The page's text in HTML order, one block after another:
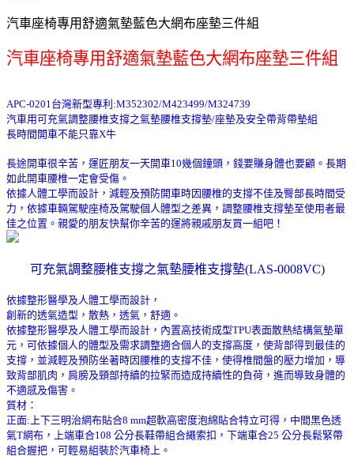
汽車座椅專用舒適氣墊藍色大網布座墊三件組
汽車座椅專用舒適氣墊藍色大網布座墊三件組
APC-0201台灣新型專利:M352302/M423499/M324739
汽車用可充氣調整腰椎支撐之氣墊腰椎支撐墊/座墊及安全帶背帶墊組
長時間開車不能只靠X牛
長途開車很辛苦，運匠朋友一天開車10幾個鐘頭，錢要賺身體也要顧。長期
如此開車腰椎一定會受傷。
依據人體工學而設計，減輕及預防開車時因腰椎的支撐不佳及臀部長時間受
力，依據車輛駕駛座椅及駕駛個人體型之差異，調整腰椎支撐墊至使用者最
佳之位置。親愛的朋友快幫你辛苦的運將親戚朋友買一組吧！
可充氣調整腰椎支撐之氣墊腰椎支撐墊(LAS-0008VC)
依據整形醫學及人體工學而設計，
創新的透氣造型，散熱，透氣，舒適。
依據整形醫學及人體工學而設計，內置高技術成型TPU表面散熱結構氣墊單
元，可依據個人的體型及需求調整適合個人的支撐高度，使背部得到最佳的
支撐，並減輕及預防坐著時因腰椎的支撐不佳，使得椎間盤的壓力增加，導
致背部肌肉，肩膀及頸部持續的拉緊而造成持續性的負荷，進而導致身體的
不適感及傷害。
質材：
正面:上下三明治網布貼合8 mm超軟高密度泡綿貼合特立可得，中間黑色透
氣T網布，上端車合108 公分長鞋帶組合繩索扣，下端車合25 公分長鬆緊帶
組合握把，可輕易組裝於汽車椅上。